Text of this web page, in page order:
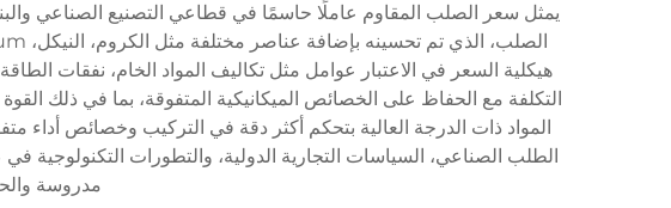
يمثل سعر الصلب المقاوم عاملًا حاسمًا في قطاعي التصنيع الصناعي
هيكلية السعر في الاعتبار عوامل مثل تكاليف المواد الخام، نفقات
التكلفة مع الحفاظ على الخصائص الميكانيكية المتفوقة، بما في ذلك
المواد ذات الدرجة العالية بتحكم أكثر دقة في التركيب وخصائص أداء
الطلب الصناعي، السياسات التجارية الدولية، والتطورات التكنولوجية
مدروسة